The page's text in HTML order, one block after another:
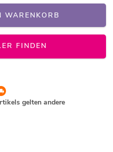
WARENKORB
FINDEN
gelten andere